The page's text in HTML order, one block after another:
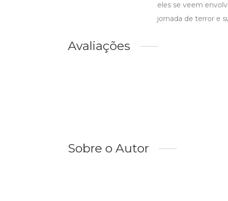
eles se veem
jornada de terror e
Avaliações
Sobre o Autor